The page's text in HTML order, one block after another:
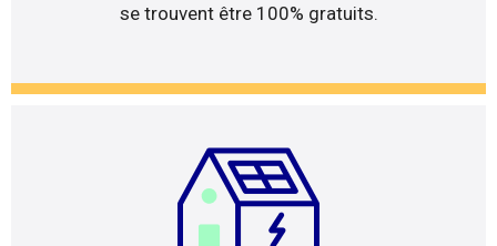
se trouvent être 100% gratuits.